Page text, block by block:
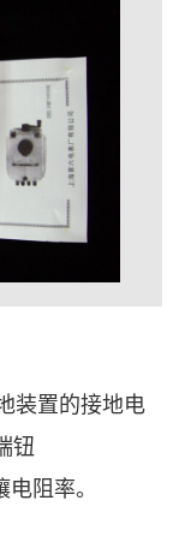
装置的接地电
钮
阻率。